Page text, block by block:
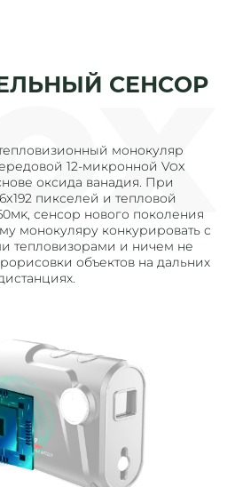
СЕНСОР
монокуляр
12-микронной Vox
оксида ванадия. При
пикселей и тепловой
сенсор нового поколения
монокуляру конкурировать с
тепловизорами и ничем не
объектов на дальних